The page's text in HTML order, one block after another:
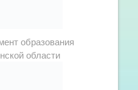
образования
области